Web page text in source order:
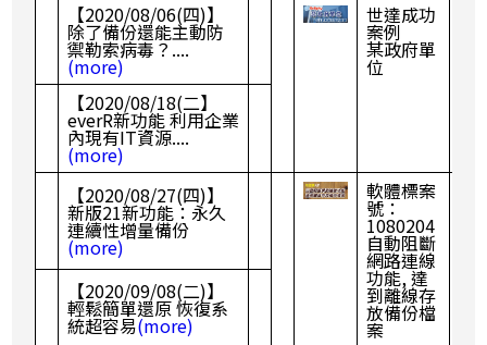
【2020/08/06(四)】
除了備份還能主動防
禦勒索病毒？....
(more)
世達成功
案例
某政府單
位
【2020/08/18(二】
everR新功能 利用企業
內現有IT資源....
(more)
【2020/08/27(四)】
新版21新功能：永久
連續性增量備份
(more)
軟體標案
號：
1080204
自動阻斷
網路連線
功能, 達
到離線存
放備份檔
案
【2020/09/08(二)】
輕鬆簡單還原 恢復系
統超容易(more)